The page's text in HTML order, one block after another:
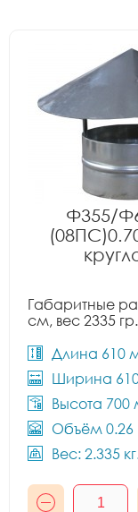
Ф355/
Габаритные
см, вес 2335 гр.
Длина 610
Ширина
Высота
Объём 0.26
Вес: 2.335